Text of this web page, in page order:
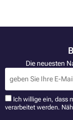
Die neuesten
Ich willige ein, dass
verarbeitet werden.